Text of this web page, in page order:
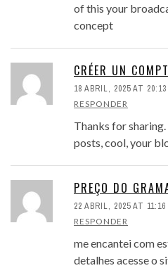
of this your
concept
CRÉER UN
18 ABRIL, 2025 AT 20:13
RESPONDER
Thanks for
posts, cool, your
PREÇO DO
22 ABRIL, 2025 AT 11:16
RESPONDER
me encantei com
detalhes acesse o